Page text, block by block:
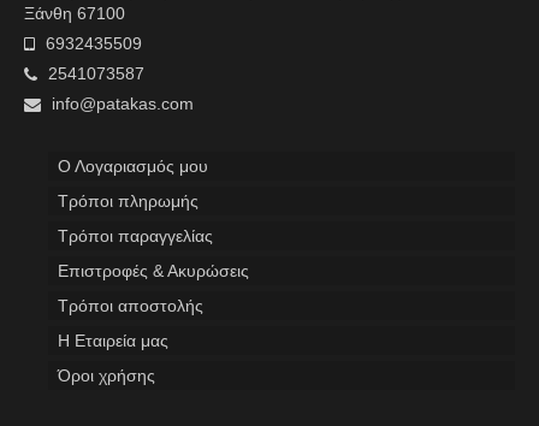
Ξάνθη 67100
6932435509
2541073587
info@patakas.com
Ο Λογαριασμός μου
Tρόποι πληρωμής
Τρόποι παραγγελίας
Επιστροφές & Ακυρώσεις
Τρόποι αποστολής
Η Εταιρεία μας
Όροι χρήσης